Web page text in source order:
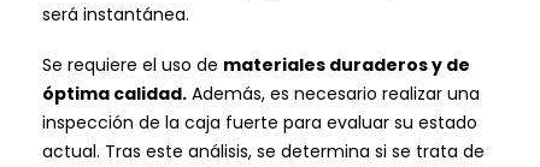
será instantánea.
Se requiere el uso de materiales duraderos y de
óptima calidad. Además, es necesario realizar una
inspección de la caja fuerte para evaluar su estado
actual. Tras este análisis, se determina si se trata de